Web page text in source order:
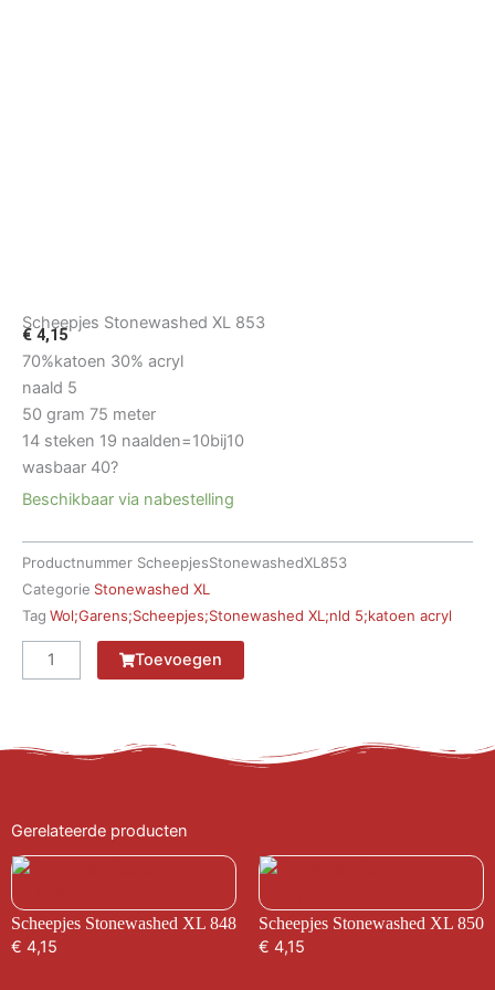
Scheepjes Stonewashed XL 853
€4,15
70%katoen 30% acryl
naald 5
50 gram 75 meter
14 steken 19 naalden=10bij10
wasbaar 40?
Beschikbaar via nabestelling
Productnummer ScheepjesStonewashedXL853
Categorie Stonewashed XL
Tag Wol;Garens;Scheepjes;Stonewashed XL;nld 5;katoen acryl
Scheepjes
Stonewashed
aantal
Toevoegen
Gerelateerde producten
Scheepjes Stonewashed XL 848
€ 4,15
Scheepjes Stonewashed XL 850
€ 4,15